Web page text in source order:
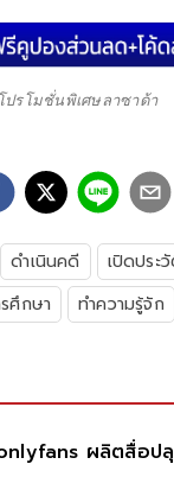
โปรโมชั่นพิเศษลาซาด้า
ดำเนินคดี เปิดประ
ศึกษา ทำความรู้จัก
ผลิตสื่อปลุ